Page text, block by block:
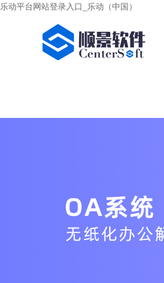
乐动平台网站登录入口_乐动（中国）